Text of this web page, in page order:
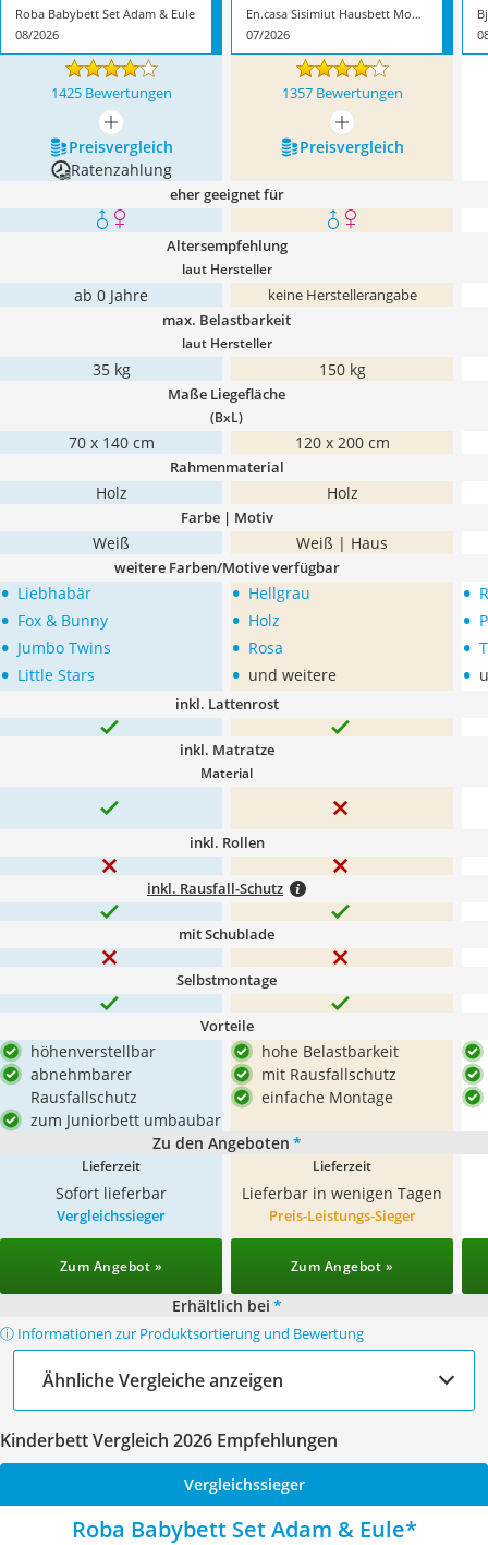
Roba Babybett Set Adam & Eule
08/2026
En.casa Sisimiut Hausbett Montessori
07/2026
1425 Bewertungen 1357 Bewertungen
mehr anzeigen
mehr anzeigen
Preis­vergleich
Preis­vergleich
Ratenzahlung
eher geeignet für
Altersempfehlung
laut Hersteller
ab 0 Jahre keine Herstellerangabe
max. Belastbarkeit
laut Hersteller
35 kg 150 kg
Maße Liegefläche
(BxL)
70 x 140 cm 120 x 200 cm
Rahmenmaterial
Holz Holz
Farbe | Motiv
Weiß Weiß | Haus
weitere Farben/Motive verfügbar
• Liebhabär
• Fox & Bunny
• Jumbo Twins
• Little Stars
• Hellgrau
• Holz
• Rosa
• und weitere
•
•
•
•
inkl. Lattenrost
inkl. Matratze
Material
inkl. Rollen
inkl. Rausfall-Schutz
mit Schublade
Selbstmontage
Vorteile
höhenverstellbar
abnehmbarer
Rausfallschutz
zum Juniorbett umbaubar
hohe Belastbarkeit
mit Rausfallschutz
einfache Montage
Zu den Angeboten *
Lieferzeit
Sofort lieferbar
Lieferzeit
Lieferbar in wenigen Tagen
Vergleichssieger
Zum Angebot »
Preis-Leistungs-Sieger
Zum Angebot »
Erhältlich bei *
ⓘ Informationen zur Produktsortierung und Bewertung
Ähnliche Vergleiche anzeigen
Kinderbett Vergleich 2026 Empfehlungen
Vergleichssieger
Roba Babybett Set Adam & Eule